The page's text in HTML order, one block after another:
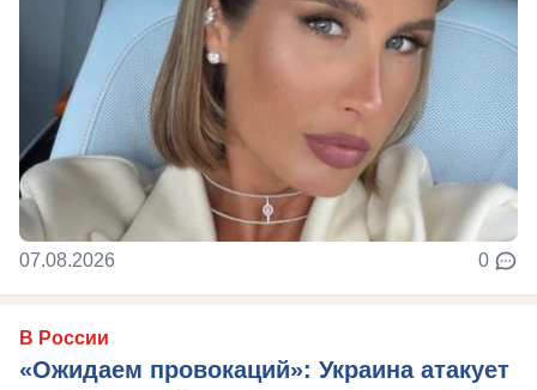
07.08.2026 0
В России
«Ожидаем провокаций»: Украина атакует